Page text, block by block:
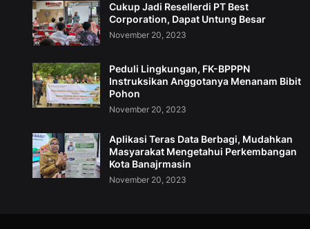
Cukup Jadi Resellerdi PT Best
Corporation, Dapat Untung Besar
November 20, 2023
Peduli Lingkungan, FK-BPPPN
Instruksikan Anggotanya Menanam Bibit
Pohon
November 20, 2023
Aplikasi Teras Data Berbagi, Mudahkan
Masyarakat Mengetahui Perkembangan
Kota Banajrmasin
November 20, 2023